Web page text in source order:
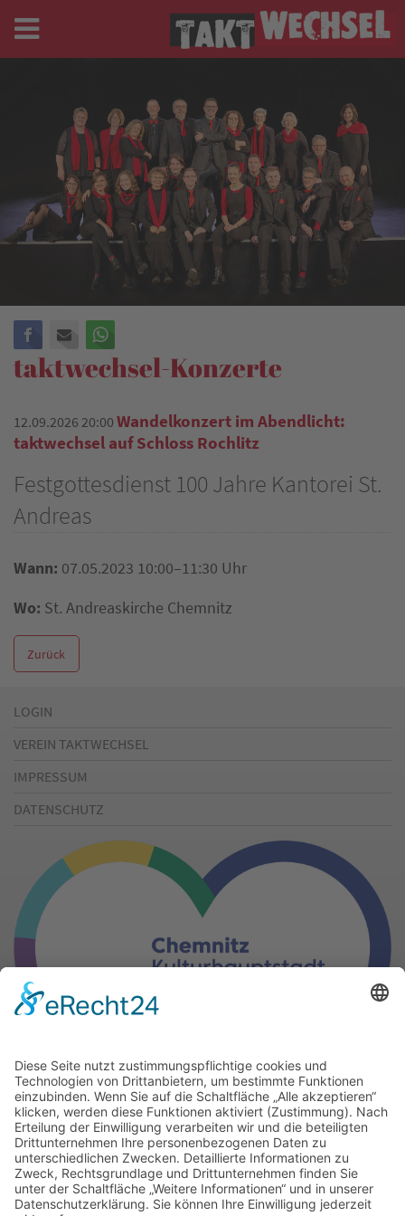
Facebook
E-mail
taktwechsel-Konzerte
12.09.2026 20:00 Wandelkonzert im Abendlicht:
taktwechsel auf Schloss Rochlitz
Festgottesdienst 100 Jahre Kantorei St.
Andreas
Wann: 07.05.2023 10:00–11:30 Uhr
Wo: St. Andreaskirche Chemnitz
Zurück
LOGIN
VEREIN TAKTWECHSEL
IMPRESSUM
DATENSCHUTZ
Gern können Sie unsere Arbeit